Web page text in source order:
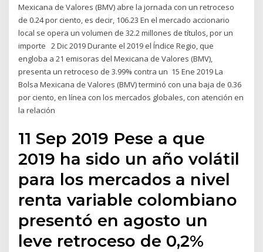
Mexicana de Valores (BMV) abre la jornada con un retroceso
de 0.24 por ciento, es decir, 106.23 En el mercado accionario
local se opera un volumen de 32.2 millones de títulos, por un
importe 2 Dic 2019 Durante el 2019 el Índice Regio, que
engloba a 21 emisoras del Mexicana de Valores (BMV),
presenta un retroceso de 3.99% contra un 15 Ene 2019 La
Bolsa Mexicana de Valores (BMV) terminó con una baja de 0.36
por ciento, en línea con los mercados globales, con atención en
la relación
11 Sep 2019 Pese a que
2019 ha sido un año volátil
para los mercados a nivel
renta variable colombiano
presentó en agosto un
leve retroceso de 0,2%